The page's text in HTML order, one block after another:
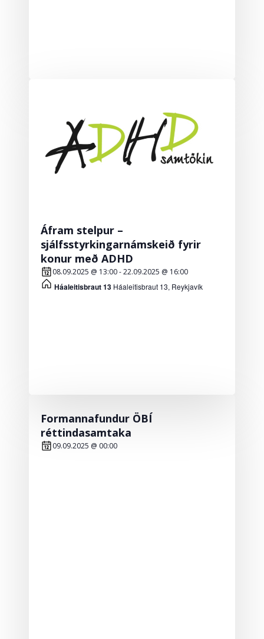
Áfram stelpur –
sjálfsstyrkingarnámskeið fyrir
konur með ADHD
08.09.2025 @ 13:00-22.09.2025 @ 16:00
Háaleitisbraut 13 Háaleitisbraut 13, Reykjavík
Formannafundur ÖBÍ
réttindasamtaka
09.09.2025 @ 00:00